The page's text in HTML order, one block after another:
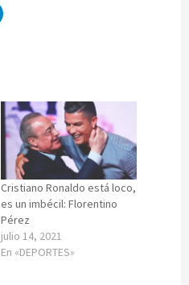
Cristiano Ronaldo está loco,
es un imbécil: Florentino
Pérez
julio 14, 2021
En «DEPORTES»